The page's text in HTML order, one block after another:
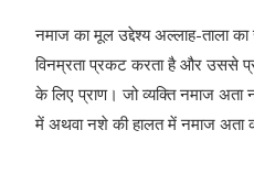
नमाज का मूल उद्देश्‍य अल्‍लाह-ताला
विनम्रता प्रकट करता है और उससे
के लिए प्राण। जो व्‍यक्ति नमाज
में अथवा नशे की हालत में नमाज अता